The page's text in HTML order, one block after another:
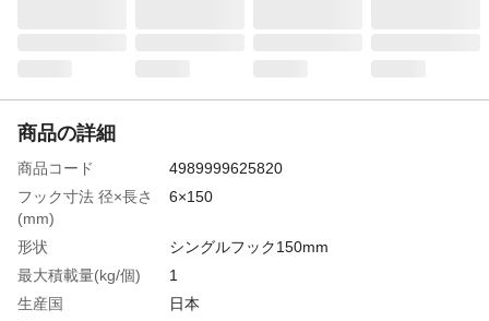
商品の詳細
商品コード
4989999625820
フック寸法 径×長さ
(mm)
6×150
形状
シングルフック150mm
最大積載量(kg/個)
1
生産国
日本